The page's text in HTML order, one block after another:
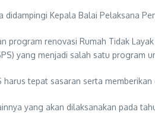
didampingi Kepala Balai Pelaksana
program renovasi Rumah Tidak
yang menjadi salah satu
tepat sasaran serta
yang akan dilaksanakan pada